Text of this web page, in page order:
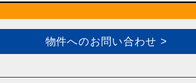
物件へのお問い合わせ >